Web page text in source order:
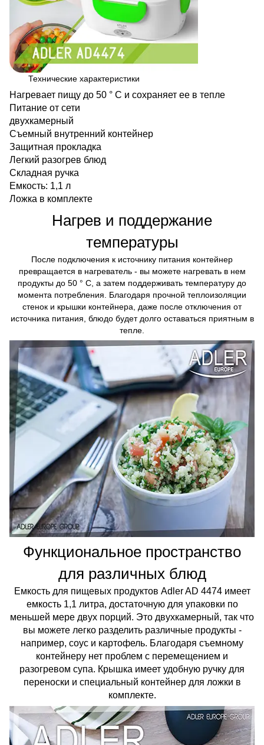
Технические характеристики
Нагревает пищу до 50 ° С и сохраняет ее в тепле
Питание от сети
двухкамерный
Съемный внутренний контейнер
Защитная прокладка
Легкий разогрев блюд
Складная ручка
Емкость: 1,1 л
Ложка в комплекте
Нагрев и поддержание
температуры
После подключения к источнику питания контейнер
превращается в нагреватель - вы можете нагревать в нем
продукты до 50 ° C, а затем поддерживать температуру до
момента потребления. Благодаря прочной теплоизоляции
стенок и крышки контейнера, даже после отключения от
источника питания, блюдо будет долго оставаться приятным в
тепле.
Функциональное пространство
для различных блюд
Емкость для пищевых продуктов Adler AD 4474 имеет
емкость 1,1 литра, достаточную для упаковки по
меньшей мере двух порций. Это двухкамерный, так что
вы можете легко разделить различные продукты -
например, соус и картофель. Благодаря съемному
контейнеру нет проблем с перемещением и
разогревом супа. Крышка имеет удобную ручку для
переноски и специальный контейнер для ложки в
комплекте.